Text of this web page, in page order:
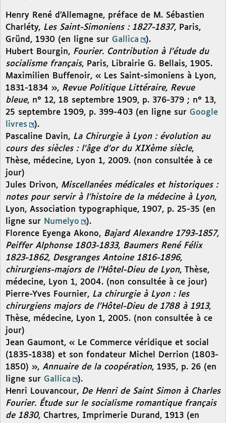
Henry René d’Allemagne, préface de M. Sébastien
Charléty, Les Saint-Simoniens : 1827-1837, Paris,
Gründ, 1930 (en ligne sur Gallica
).
Hubert Bourgin, Fourier. Contribution à l’étude du
socialisme français, Paris, Librairie G. Bellais, 1905.
Maximilien Buffenoir, « Les Saint-simoniens à Lyon,
1831-1834 », Revue Politique Littéraire, Revue
bleue, n° 12, 18 septembre 1909, p. 376-379 ; n° 13,
25 septembre 1909, p. 399-403 (en ligne sur Google
livres
).
Pascaline Davin, La Chirurgie à Lyon : évolution au
cours des siècles : l’âge d’or du XIXème siècle,
Thèse, médecine, Lyon 1, 2009. (non consultée à ce
jour)
Jules Drivon, Miscellanées médicales et historiques :
notes pour servir à l’histoire de la médecine à Lyon,
Lyon, Association typographique, 1907, p. 25-35 (en
ligne sur Numelyo
).
Florence Eyenga Akono, Bajard Alexandre 1793-1857,
Peiffer Alphonse 1803-1833, Baumers René Félix
1823-1862, Desgranges Antoine 1816-1896,
chirurgiens-majors de l’Hôtel-Dieu de Lyon, Thèse,
médecine, Lyon 1, 2004. (non consultée à ce jour)
Pierre-Yves Fournier, La chirurgie à Lyon : les
chirurgiens majors de l’Hôtel-Dieu de 1788 à 1913,
Thèse, médecine, Lyon 1, 2005. (non consultée à ce
jour)
Jean Gaumont, « Le Commerce véridique et social
(1835-1838) et son fondateur Michel Derrion (1803-
1850) », Annuaire de la coopération, 1935, p. 26 (en
ligne sur Gallica
).
Henri Louvancour, De Henri de Saint Simon à Charles
Fourier. Étude sur le socialisme romantique français
de 1830, Chartres, Imprimerie Durand, 1913 (en